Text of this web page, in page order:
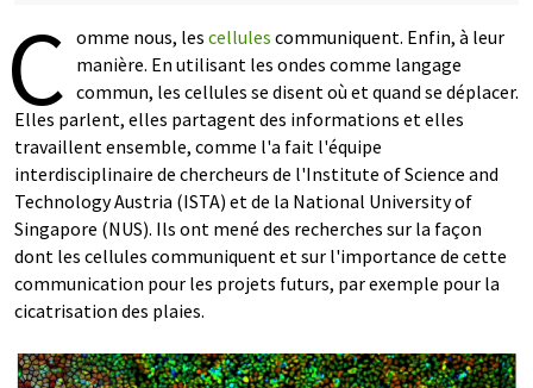
C omme nous, les cellules communiquent. Enfin, à leur
manière. En utilisant les ondes comme langage
commun, les cellules se disent où et quand se déplacer.
Elles parlent, elles partagent des informations et elles
travaillent ensemble, comme l'a fait l'équipe
interdisciplinaire de chercheurs de l'Institute of Science and
Technology Austria (ISTA) et de la National University of
Singapore (NUS). Ils ont mené des recherches sur la façon
dont les cellules communiquent et sur l'importance de cette
communication pour les projets futurs, par exemple pour la
cicatrisation des plaies.